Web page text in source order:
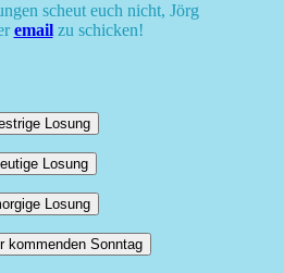
scheut euch nicht, Jörg
emailzu schicken!
Losung
Losung
Losung
kommenden Sonntag